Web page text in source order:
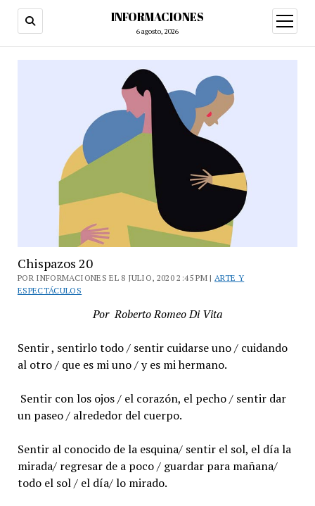
INFORMACIONES
6 agosto, 2026
abrir
menú
Chispazos 20
POR INFORMACIONES EL 8 JULIO, 2020 2:45 PM | ARTE Y
ESPECTÁCULOS
Por Roberto Romeo Di Vita
Sentir , sentirlo todo / sentir cuidarse uno / cuidando
al otro / que es mi uno / y es mi hermano.
Sentir con los ojos / el corazón, el pecho / sentir dar
un paseo / alrededor del cuerpo.
Sentir al conocido de la esquina/ sentir el sol, el día la
mirada/ regresar de a poco / guardar para mañana/
todo el sol / el día/ lo mirado.